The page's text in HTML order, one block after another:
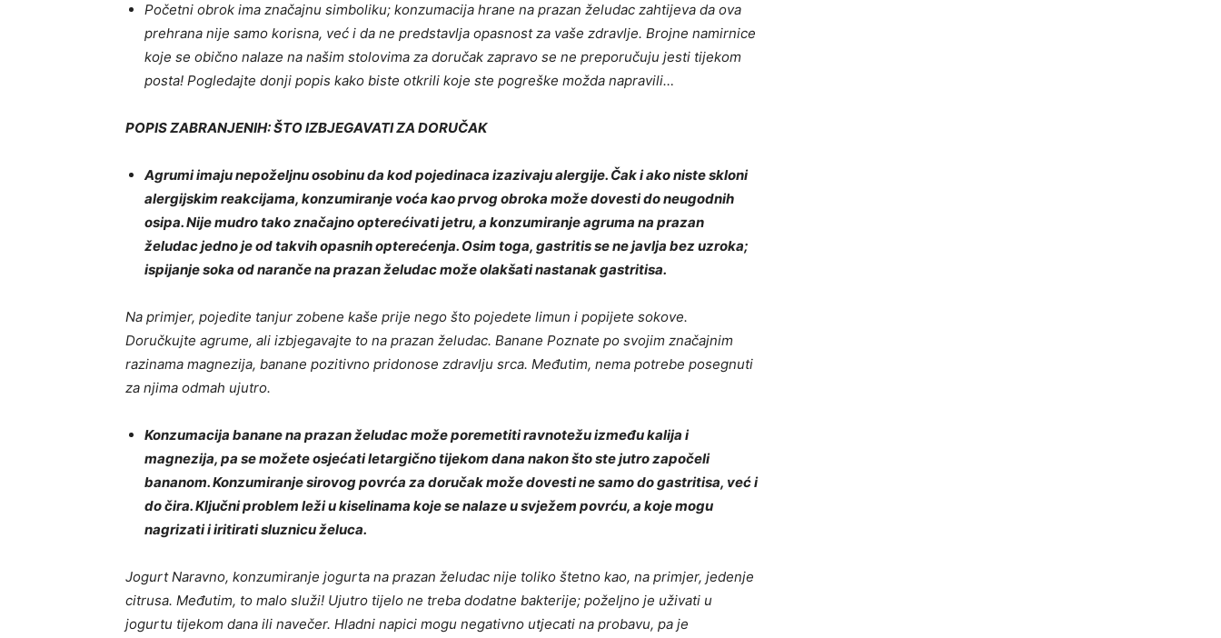
Početni obrok ima značajnu simboliku; konzumacija hrane na prazan želudac zahtijeva da ova
prehrana nije samo korisna, već i da ne predstavlja opasnost za vaše zdravlje. Brojne namirnice
koje se obično nalaze na našim stolovima za doručak zapravo se ne preporučuju jesti tijekom
posta! Pogledajte donji popis kako biste otkrili koje ste pogreške možda napravili…
POPIS ZABRANJENIH: ŠTO IZBJEGAVATI ZA DORUČAK
Agrumi imaju nepoželjnu osobinu da kod pojedinaca izazivaju alergije. Čak i ako niste skloni
alergijskim reakcijama, konzumiranje voća kao prvog obroka može dovesti do neugodnih
osipa. Nije mudro tako značajno opterećivati ​​jetru, a konzumiranje agruma na prazan
želudac jedno je od takvih opasnih opterećenja. Osim toga, gastritis se ne javlja bez uzroka;
ispijanje soka od naranče na prazan želudac može olakšati nastanak gastritisa.
Na primjer, pojedite tanjur zobene kaše prije nego što pojedete limun i popijete sokove.
Doručkujte agrume, ali izbjegavajte to na prazan želudac. Banane Poznate po svojim značajnim
razinama magnezija, banane pozitivno pridonose zdravlju srca. Međutim, nema potrebe posegnuti
za njima odmah ujutro.
Konzumacija banane na prazan želudac može poremetiti ravnotežu između kalija i
magnezija, pa se možete osjećati letargično tijekom dana nakon što ste jutro započeli
bananom. Konzumiranje sirovog povrća za doručak može dovesti ne samo do gastritisa, već i
do čira. Ključni problem leži u kiselinama koje se nalaze u svježem povrću, a koje mogu
nagrizati i iritirati sluznicu želuca.
Jogurt Naravno, konzumiranje jogurta na prazan želudac nije toliko štetno kao, na primjer, jedenje
citrusa. Međutim, to malo služi! Ujutro tijelo ne treba dodatne bakterije; poželjno je uživati ​​u
jogurtu tijekom dana ili navečer. Hladni napici mogu negativno utjecati na probavu, pa je